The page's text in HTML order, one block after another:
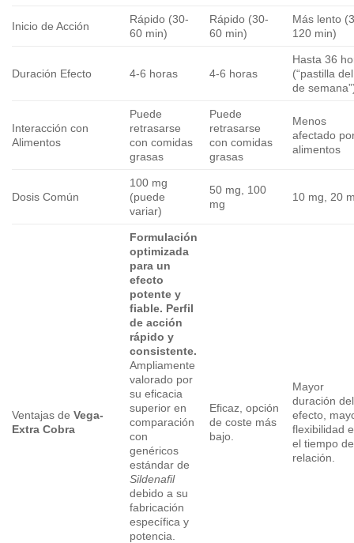
Inicio de Acción
Rápido (30-
60 min)
Rápido (30-
60 min)
Más lento
120 min)
Duración Efecto 4-6 horas 4-6 horas
Hasta 36
(“pastilla
de
Interacción con
Alimentos
Puede
retrasarse
con comidas
grasas
Puede
retrasarse
con comidas
grasas
Menos
afectado
alimentos
Dosis Común
100 mg
(puede
variar)
50 mg, 100
mg
10 mg, 20
Ventajas de Vega-
Extra Cobra
Formulación
optimizada
para un
efecto
potente y
fiable. Perfil
de acción
rápido y
consistente.
Ampliamente
valorado por
su eficacia
superior en
comparación
con
genéricos
estándar de
Sildenafil
debido a su
fabricación
específica y
potencia.
Eficaz, opción
de coste más
bajo.
Mayor
duración del
efecto,
flexibilidad
el tiempo
relación.